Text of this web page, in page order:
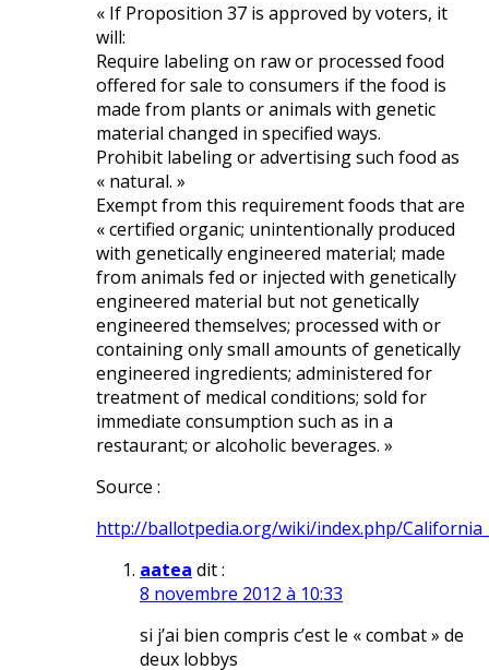
« If Proposition 37 is approved by voters, it
will:
Require labeling on raw or processed food
offered for sale to consumers if the food is
made from plants or animals with genetic
material changed in specified ways.
Prohibit labeling or advertising such food as
« natural. »
Exempt from this requirement foods that are
« certified organic; unintentionally produced
with genetically engineered material; made
from animals fed or injected with genetically
engineered material but not genetically
engineered themselves; processed with or
containing only small amounts of genetically
engineered ingredients; administered for
treatment of medical conditions; sold for
immediate consumption such as in a
restaurant; or alcoholic beverages. »
Source :
http://ballotpedia.org/wiki/index.php/
aatea dit :
8 novembre 2012 à 10:33
si j’ai bien compris c’est le « combat » de
deux lobbys